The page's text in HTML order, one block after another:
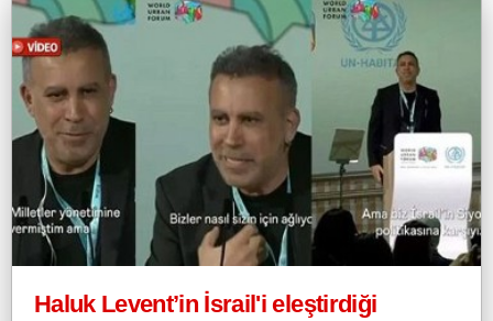
Haluk Levent’in İsrail'i eleştirdiği